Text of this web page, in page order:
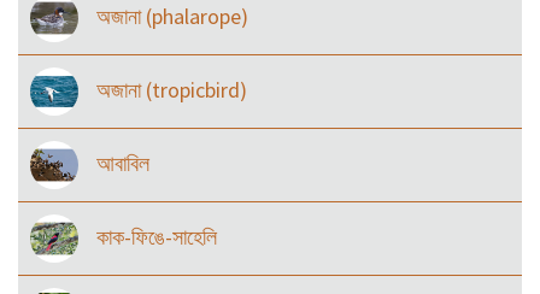
অজানা (phalarope)
অজানা (tropicbird)
আবাবিল
কাক-ফিঙে-সাহেলি